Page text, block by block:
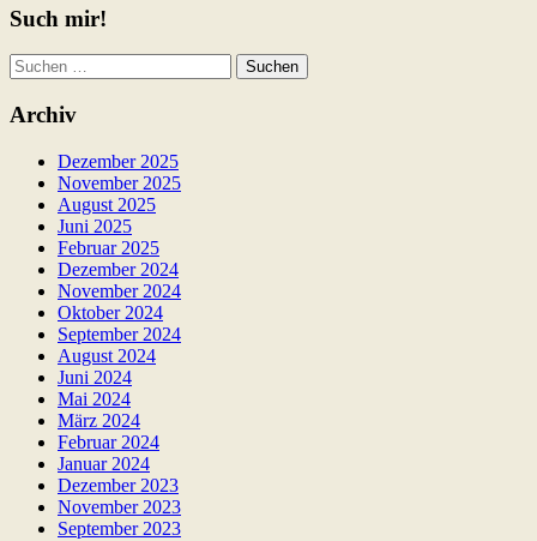
Such mir!
Suchen
nach:
Archiv
Dezember 2025
November 2025
August 2025
Juni 2025
Februar 2025
Dezember 2024
November 2024
Oktober 2024
September 2024
August 2024
Juni 2024
Mai 2024
März 2024
Februar 2024
Januar 2024
Dezember 2023
November 2023
September 2023